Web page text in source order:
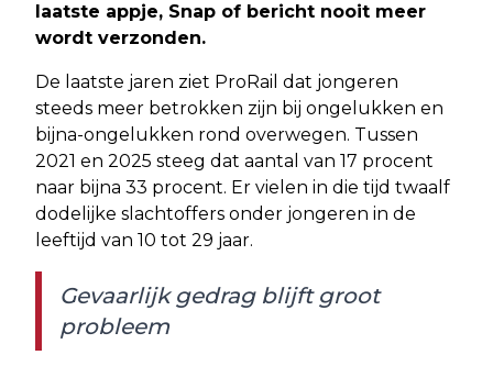
laatste appje, Snap of bericht nooit meer
wordt verzonden.
De laatste jaren ziet ProRail dat jongeren
steeds meer betrokken zijn bij ongelukken en
bijna-ongelukken rond overwegen. Tussen
2021 en 2025 steeg dat aantal van 17 procent
naar bijna 33 procent. Er vielen in die tijd twaalf
dodelijke slachtoffers onder jongeren in de
leeftijd van 10 tot 29 jaar.
Gevaarlijk gedrag blijft groot
probleem